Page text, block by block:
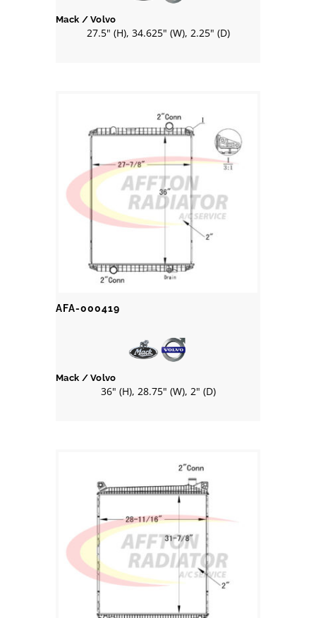
Mack / Volvo
27.5" (H), 34.625" (W), 2.25" (D)
AFA-000419
Mack / Volvo
36" (H), 28.75" (W), 2" (D)